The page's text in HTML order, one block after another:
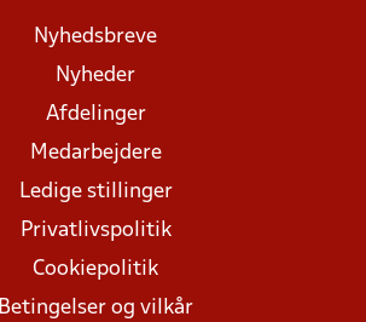
Nyhedsbreve
Nyheder
Afdelinger
Medarbejdere
Ledige stillinger
Privatlivspolitik
Cookiepolitik
Betingelser og vilkår